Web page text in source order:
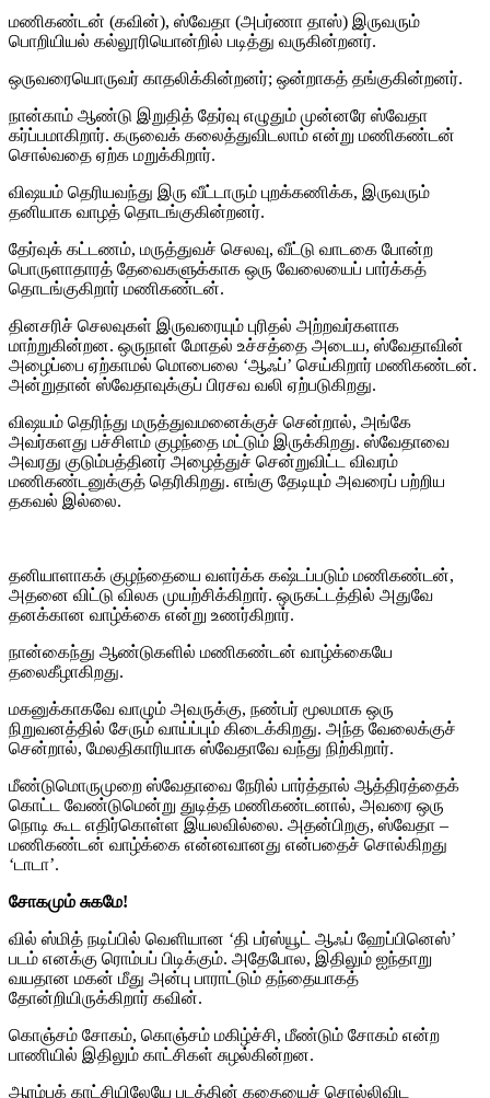
மணிகண்டன் (கவின்), ஸ்வேதா (அபர்ணா தாஸ்) இருவரும்
பொறியியல் கல்லூரியொன்றில் படித்து வருகின்றனர்.
ஒருவரையொருவர் காதலிக்கின்றனர்; ஒன்றாகத் தங்குகின்றனர்.
நான்காம் ஆண்டு இறுதித் தேர்வு எழுதும் முன்னரே ஸ்வேதா
கர்ப்பமாகிறார். கருவைக் கலைத்துவிடலாம் என்று மணிகண்டன்
சொல்வதை ஏற்க மறுக்கிறார்.
விஷயம் தெரியவந்து இரு வீட்டாரும் புறக்கணிக்க, இருவரும்
தனியாக வாழத் தொடங்குகின்றனர்.
தேர்வுக் கட்டணம், மருத்துவச் செலவு, வீட்டு வாடகை போன்ற
பொருளாதாரத் தேவைகளுக்காக ஒரு வேலையைப் பார்க்கத்
தொடங்குகிறார் மணிகண்டன்.
தினசரிச் செலவுகள் இருவரையும் புரிதல் அற்றவர்களாக
மாற்றுகின்றன. ஒருநாள் மோதல் உச்சத்தை அடைய, ஸ்வேதாவின்
அழைப்பை ஏற்காமல் மொபைலை ‘ஆஃப்’ செய்கிறார் மணிகண்டன்.
அன்றுதான் ஸ்வேதாவுக்குப் பிரசவ வலி ஏற்படுகிறது.
விஷயம் தெரிந்து மருத்துவமனைக்குச் சென்றால், அங்கே
அவர்களது பச்சிளம் குழந்தை மட்டும் இருக்கிறது. ஸ்வேதாவை
அவரது குடும்பத்தினர் அழைத்துச் சென்றுவிட்ட விவரம்
மணிகண்டனுக்குத் தெரிகிறது. எங்கு தேடியும் அவரைப் பற்றிய
தகவல் இல்லை.
தனியாளாகக் குழந்தையை வளர்க்க கஷ்டப்படும் மணிகண்டன்,
அதனை விட்டு விலக முயற்சிக்கிறார். ஒருகட்டத்தில் அதுவே
தனக்கான வாழ்க்கை என்று உணர்கிறார்.
நான்கைந்து ஆண்டுகளில் மணிகண்டன் வாழ்க்கையே
தலைகீழாகிறது.
மகனுக்காகவே வாழும் அவருக்கு, நண்பர் மூலமாக ஒரு
நிறுவனத்தில் சேரும் வாய்ப்பும் கிடைக்கிறது. அந்த வேலைக்குச்
சென்றால், மேலதிகாரியாக ஸ்வேதாவே வந்து நிற்கிறார்.
மீண்டுமொருமுறை ஸ்வேதாவை நேரில் பார்த்தால் ஆத்திரத்தைக்
கொட்ட வேண்டுமென்று துடித்த மணிகண்டனால், அவரை ஒரு
நொடி கூட எதிர்கொள்ள இயலவில்லை. அதன்பிறகு, ஸ்வேதா –
மணிகண்டன் வாழ்க்கை என்னவானது என்பதைச் சொல்கிறது
‘டாடா’.
சோகமும் சுகமே!
வில் ஸ்மித் நடிப்பில் வெளியான ‘தி பர்ஸ்யூட் ஆஃப் ஹேப்பினெஸ்’
படம் எனக்கு ரொம்பப் பிடிக்கும். அதேபோல, இதிலும் ஐந்தாறு
வயதான மகன் மீது அன்பு பாராட்டும் தந்தையாகத்
தோன்றியிருக்கிறார் கவின்.
கொஞ்சம் சோகம், கொஞ்சம் மகிழ்ச்சி, மீண்டும் சோகம் என்ற
பாணியில் இதிலும் காட்சிகள் சுழல்கின்றன.
ஆரம்பக் காட்சியிலேயே படத்தின் கதையைச் சொல்லிவிட